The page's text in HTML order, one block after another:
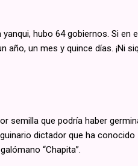
hubo 64 gobiernos. Si
un mes y quince días. ¡Ni
semilla que podría haber
dictador que ha conocido
“Chapita”.